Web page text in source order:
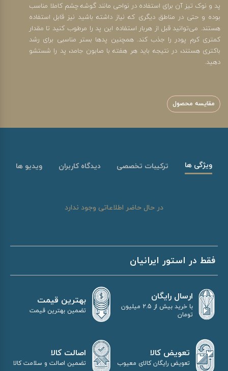
پد و نوک تیز آن برای استفاده در نواحی مانند گوشه چشم کاملا مناسب
بوده و حتی در مناطق دیگری که نیاز داشته باشید نیز قابل استفاده
هستند. می‌توانید قبل از هربار استفاده این پد را مرطوب کنید تا مقدار
کمتری کرم پودر را جذب کند. همچنین پدها بستر مناسبی برای رشد
باکتری هستند، در نتیجه باید هر هفته با صابون جامد، پد را شستشو
دهید.
مقایسه محصول
ویژگی ها ترکیبات تخصصی دیدگاه کاربران ویدیو ها
در حال حاضر اطلاعاتی وجود ندارد
فقط در استور ایرانیان
ارسال رایگان
با خرید بیش از 2.5 میلیون
تومان
بهترین قیمت
تضمین بهترین قیمت
تعویض کالا
تعویض رایگان کالای معیوب
اصالت کالا
تضمین اصالت و سلامت کالا